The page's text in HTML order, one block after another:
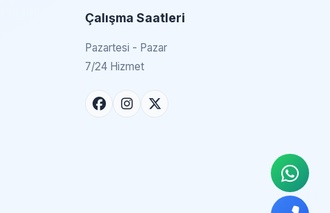
Çalışma Saatleri
Pazartesi - Pazar
7/24 Hizmet